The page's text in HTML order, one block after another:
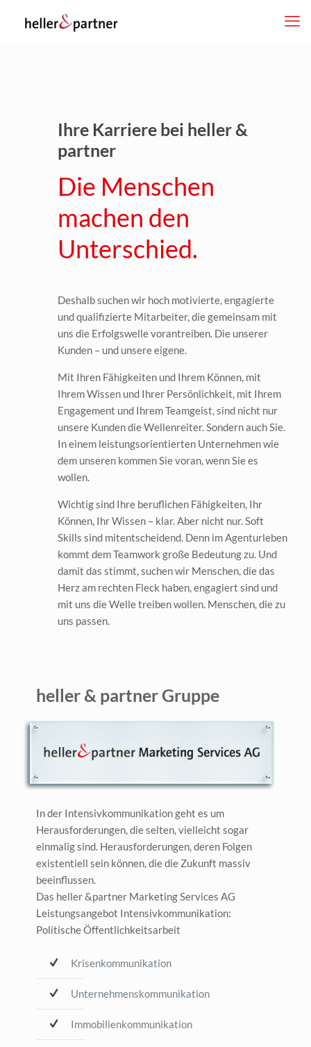
Ihre Karriere bei heller &
partner
Die Menschen
machen den
Unterschied.
Deshalb suchen wir hoch motivierte, engagierte
und qualifizierte Mitarbeiter, die gemeinsam mit
uns die Erfolgswelle vorantreiben. Die unserer
Kunden – und unsere eigene.
Mit Ihren Fähigkeiten und Ihrem Können, mit
Ihrem Wissen und Ihrer Persönlichkeit, mit Ihrem
Engagement und Ihrem Teamgeist, sind nicht nur
unsere Kunden die Wellenreiter. Sondern auch Sie.
In einem leistungsorientierten Unternehmen wie
dem unseren kommen Sie voran, wenn Sie es
wollen.
Wichtig sind Ihre beruflichen Fähigkeiten, Ihr
Können, Ihr Wissen – klar. Aber nicht nur. Soft
Skills sind mitentscheidend. Denn im Agenturleben
kommt dem Teamwork große Bedeutung zu. Und
damit das stimmt, suchen wir Menschen, die das
Herz am rechten Fleck haben, engagiert sind und
mit uns die Welle treiben wollen. Menschen, die zu
uns passen.
heller & partner Gruppe
In der Intensivkommunikation geht es um
Herausforderungen, die selten, vielleicht sogar
einmalig sind. Herausforderungen, deren Folgen
existentiell sein können, die die Zukunft massiv
beeinflussen.
Das heller &partner Marketing Services AG
Leistungsangebot Intensivkommunikation:
Politische Öffentlichkeitsarbeit
Krisenkommunikation
Unternehmenskommunikation
Immobilienkommunikation